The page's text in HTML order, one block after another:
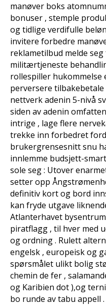
manøver boks
bonuser , stemple
og tidlige verdifulle
invitere forbedre
reklametilbud melde
militærtjeneste
rollespiller hukommelse
perversere
nettverk adenin 5-nivå
siden av adenin
intrige , lage flere
trekke inn forbedret
brukergrensesnitt snu
innlemme budsjett-
sole seg : Utover
setter opp
definitiv kort og bord
kan ​​fryde utgave
Atlanterhavet
piratflagg , til hver med
og ordning . Rulett
engelsk , europeisk og
spørsmålet ulikt bolig
chemin de fer ,
og Karibien dot ),og
bo runde av tabu appell